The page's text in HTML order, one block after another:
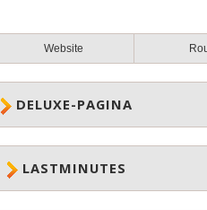
Website
DELUXE-PAGINA
LASTMINUTES